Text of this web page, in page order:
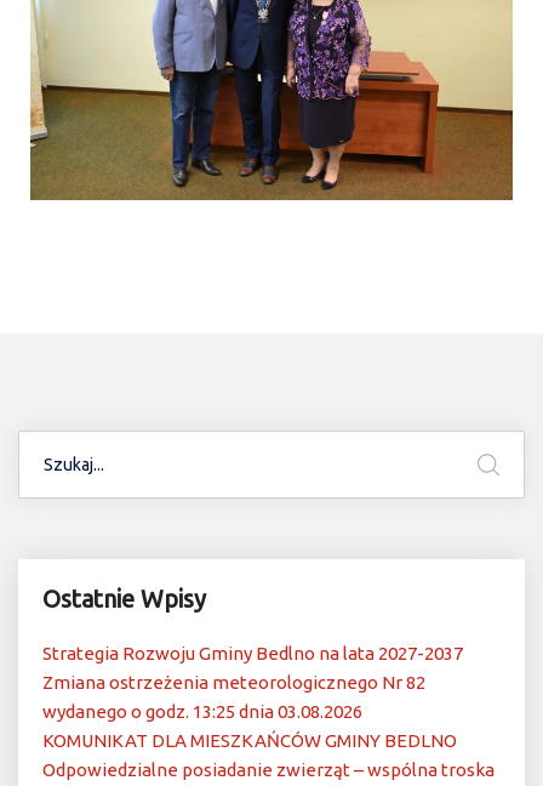
Ostatnie Wpisy
Strategia Rozwoju Gminy Bedlno na lata 2027-2037
Zmiana ostrzeżenia meteorologicznego Nr 82
wydanego o godz. 13:25 dnia 03.08.2026
KOMUNIKAT DLA MIESZKAŃCÓW GMINY BEDLNO
Odpowiedzialne posiadanie zwierząt – wspólna troska